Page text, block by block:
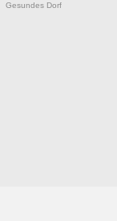
Gesundes Dorf